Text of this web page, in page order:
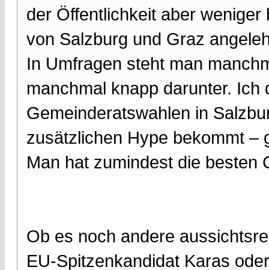
der Öffentlichkeit aber
von Salzburg und Graz
In Umfragen steht man
manchmal knapp darunter.
Gemeinderatswahlen in
zusätzlichen Hype bekommt –
Man hat zumindest die besten
Ob es noch andere
EU-Spitzenkandidat Karas